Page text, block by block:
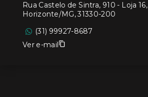
Rua Castelo de Sintra, 910 - Loja
Horizonte/MG, 31330-200
(31) 99927-8687
Ver e-mail